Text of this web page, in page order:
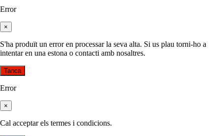
Error
×
S'ha produït un error en processar la seva alta. Si us plau torni-ho a
intentar en una estona o contacti amb nosaltres.
Tanca
Error
×
Cal acceptar els termes i condicions.